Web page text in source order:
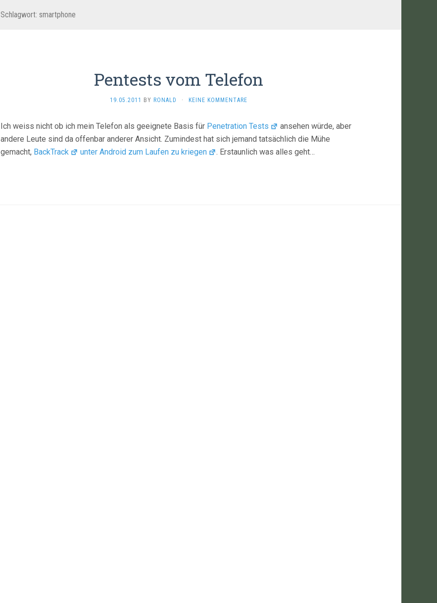
Schlagwort: smartphone
Pentests vom Telefon
19.05.2011 BY RONALD · KEINE KOMMENTARE
Ich weiss nicht ob ich mein Telefon als geeignete Basis für Penetration Tests
ansehen würde, aber
andere Leute sind da offenbar anderer Ansicht. Zumindest hat sich jemand tatsächlich die Mühe
gemacht, BackTrack unter Android zum Laufen zu kriegen . Erstaunlich was alles geht…